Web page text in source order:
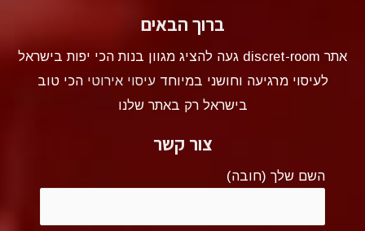
ברוך הבאים
אתר discret-room געה להציג מגוון בנות הכי יפות בישראל
לעיסוי מרגיעה וחושני במיוחדעיסוי אירוטי הכי טוב
בישראל רק באתר שלנו
צור קשר
השם שלך (חובה)